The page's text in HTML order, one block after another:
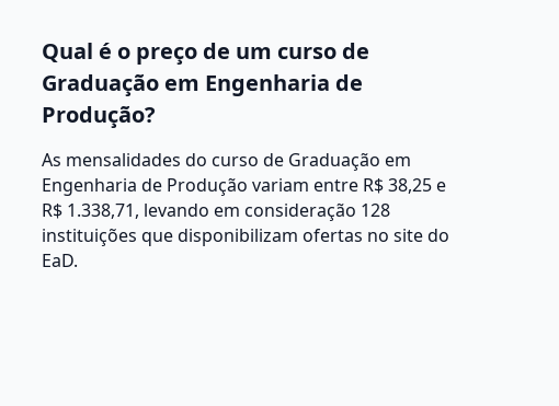
Qual é o preço de um curso de
Graduação em Engenharia de
Produção?
As mensalidades do curso de Graduação em
Engenharia de Produção variam entre R$ 38,25 e
R$ 1.338,71, levando em consideração 128
instituições que disponibilizam ofertas no site do
EaD.